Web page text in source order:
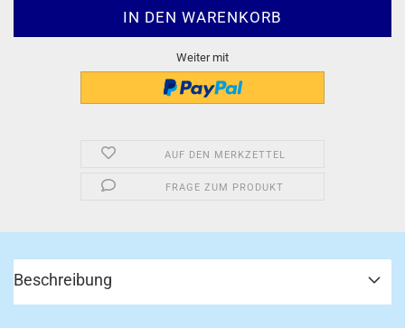
Weiter mit
AUF DEN MERKZETTEL
FRAGE ZUM PRODUKT
Beschreibung